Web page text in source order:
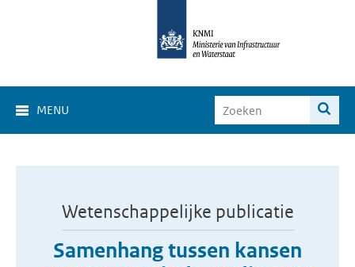
MENU
Wetenschappelijke publicatie
Samenhang tussen kansen